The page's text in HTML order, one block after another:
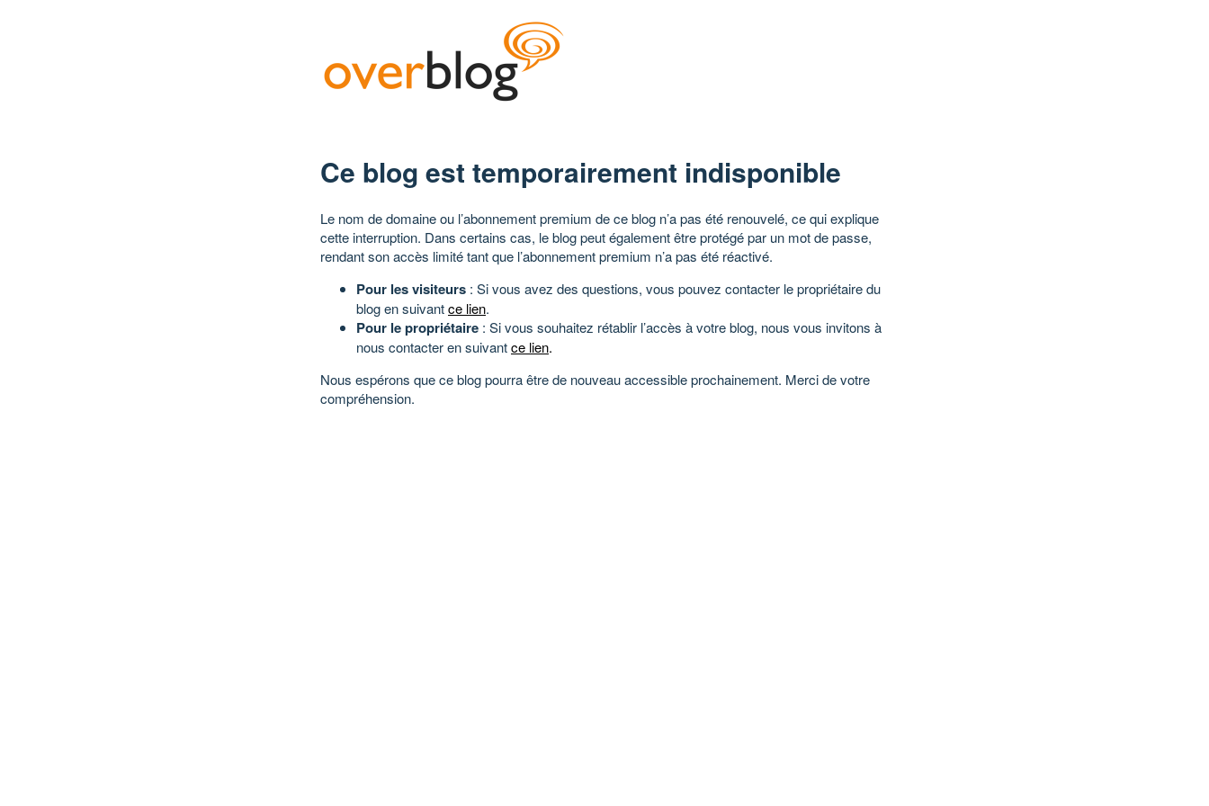
Ce blog est temporairement indisponible
Le nom de domaine ou l’abonnement premium de ce blog n’a pas été renouvelé, ce qui explique
cette interruption. Dans certains cas, le blog peut également être protégé par un mot de passe,
rendant son accès limité tant que l’abonnement premium n’a pas été réactivé.
Pour les visiteurs : Si vous avez des questions, vous pouvez contacter le propriétaire du
blog en suivantce lien.
Pour le propriétaire : Si vous souhaitez rétablir l’accès à votre blog, nous vous invitons à
nous contacter en suivantce lien.
Nous espérons que ce blog pourra être de nouveau accessible prochainement. Merci de votre
compréhension.